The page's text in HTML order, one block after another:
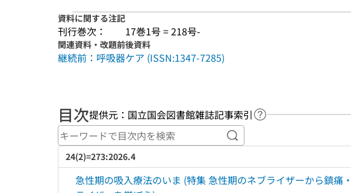
資料に関する注記
刊行巻次： 17巻1号 = 218号-
関連資料・改題前後資料
継続前：呼吸器ケア (ISSN:1347-7285)
目次提供元：国立国会図書館雑誌記事索引 ヘルプページへのリ
キーワードで目次内を検索
24(2)=273:2026.4
急性期の吸入療法のいま (特集 急性期のネブライザーから鎮